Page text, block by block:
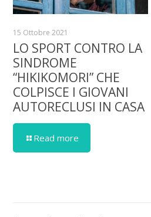
15 Ottobre 2021
LO SPORT CONTRO LA
SINDROME
“HIKIKOMORI” CHE
COLPISCE I GIOVANI
AUTORECLUSI IN CASA
Read more